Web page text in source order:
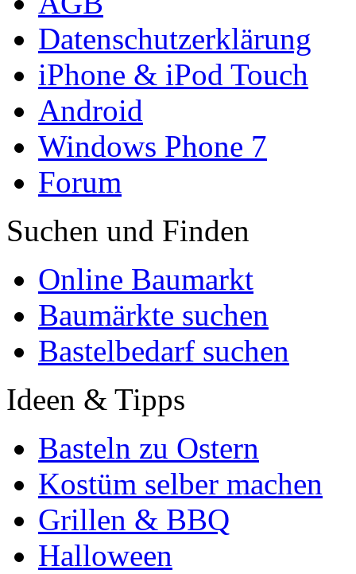
Datenschutzerklärung
iPhone & iPod Touch
Android
Windows Phone 7
Forum
Suchen und Finden
Online Baumarkt
Baumärkte suchen
Bastelbedarf suchen
Ideen & Tipps
Basteln zu Ostern
Kostüm selber machen
Grillen & BBQ
Halloween